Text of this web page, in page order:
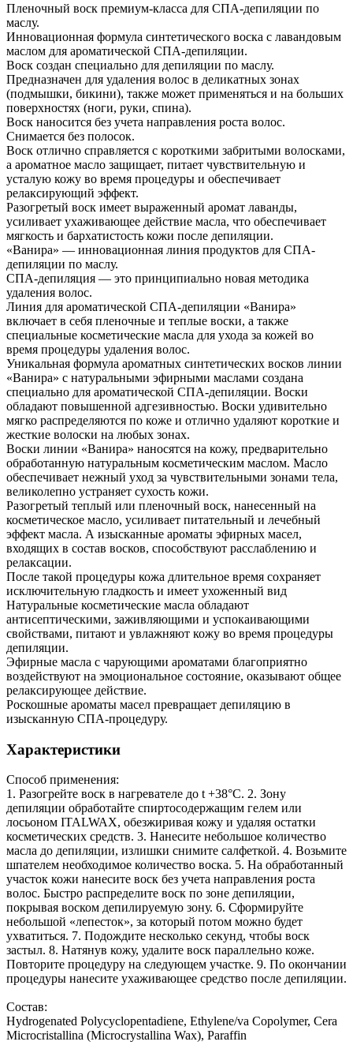
Пленочный воск премиум-класса для СПА-депиляции по
маслу.
Инновационная формула синтетического воска с лавандовым
маслом для ароматической СПА-депиляции.
Воск создан специально для депиляции по маслу.
Предназначен для удаления волос в деликатных зонах
(подмышки, бикини), также может применяться и на больших
поверхностях (ноги, руки, спина).
Воск наносится без учета направления роста волос.
Снимается без полосок.
Воск отлично справляется с короткими забритыми волосками,
а ароматное масло защищает, питает чувствительную и
усталую кожу во время процедуры и обеспечивает
релаксирующий эффект.
Разогретый воск имеет выраженный аромат лаванды,
усиливает ухаживающее действие масла, что обеспечивает
мягкость и бархатистость кожи после депиляции.
«Ванира» — инновационная линия продуктов для СПА-
депиляции по маслу.
СПА-депиляция — это принципиально новая методика
удаления волос.
Линия для ароматической СПА-депиляции «Ванира»
включает в себя пленочные и теплые воски, а также
специальные косметические масла для ухода за кожей во
время процедуры удаления волос.
Уникальная формула ароматных синтетических восков линии
«Ванира» с натуральными эфирными маслами создана
специально для ароматической СПА-депиляции. Воски
обладают повышенной адгезивностью. Воски удивительно
мягко распределяются по коже и отлично удаляют короткие и
жесткие волоски на любых зонах.
Воски линии «Ванира» наносятся на кожу, предварительно
обработанную натуральным косметическим маслом. Масло
обеспечивает нежный уход за чувствительными зонами тела,
великолепно устраняет сухость кожи.
Разогретый теплый или пленочный воск, нанесенный на
косметическое масло, усиливает питательный и лечебный
эффект масла. А изысканные ароматы эфирных масел,
входящих в состав восков, способствуют расслаблению и
релаксации.
После такой процедуры кожа длительное время сохраняет
исключительную гладкость и имеет ухоженный вид
Натуральные косметические масла обладают
антисептическими, заживляющими и успокаивающими
свойствами, питают и увлажняют кожу во время процедуры
депиляции.
Эфирные масла с чарующими ароматами благоприятно
воздействуют на эмоциональное состояние, оказывают общее
релаксирующее действие.
Роскошные ароматы масел превращает депиляцию в
изысканную СПА-процедуру.
Характеристики
Способ применения:
1. Разогрейте воск в нагревателе до t +38°С. 2. Зону
депиляции обработайте спиртосодержащим гелем или
лосьоном ITALWAX, обезжиривая кожу и удаляя остатки
косметических средств. 3. Нанесите небольшое количество
масла до депиляции, излишки снимите салфеткой. 4. Возьмите
шпателем необходимое количество воска. 5. На обработанный
участок кожи нанесите воск без учета направления роста
волос. Быстро распределите воск по зоне депиляции,
покрывая воском депилируемую зону. 6. Сформируйте
небольшой «лепесток», за который потом можно будет
ухватиться. 7. Подождите несколько секунд, чтобы воск
застыл. 8. Натянув кожу, удалите воск параллельно коже.
Повторите процедуру на следующем участке. 9. По окончании
процедуры нанесите ухаживающее средство после депиляции.
Состав:
Hydrogenated Polycyclopentadiene, Ethylene/va Copolymer, Cera
Microcristallina (Microcrystallina Wax), Paraffin